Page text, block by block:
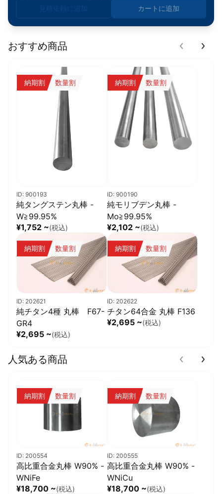
見積依頼に追加
カートに追加
おすすめ商品
納期割 数量割
ID: 900193
純タングステン丸棒 -
W≧99.95%
¥1,752 ~(税込)
納期割 数量割
ID: 900190
純モリブデン丸棒 -
Mo≧99.95%
¥2,102 ~(税込)
納期割 数量割
ID: 202621
純チタン4種 丸棒 F67-
GR4
¥2,695 ~(税込)
納期割 数量割
ID: 202622
チタン64合金 丸棒 F136
¥2,695 ~(税込)
人気ある商品
納期割 数量割
ID: 200554
高比重合金丸棒 W90% -
WNiFe
¥18,700 ~(税込)
納期割 数量割
ID: 200555
高比重合金丸棒 W90% -
WNiCu
¥18,700 ~(税込)